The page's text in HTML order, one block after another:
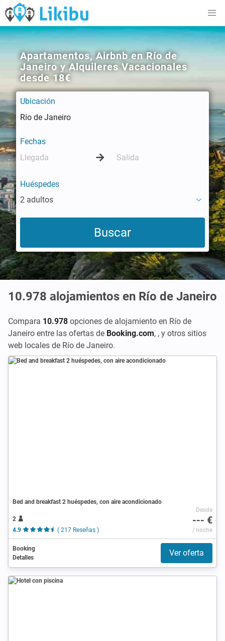
Apartamentos, Airbnb en Río de
Janeiro y Alquileres Vacacionales
desde 18€
Ubicación
Fechas
Huéspedes
2 adultos
10.978 alojamientos en Río de Janeiro
Compara 10.978 opciones de alojamiento en Río de
Janeiro entre las ofertas de Booking.com, , y otros sitios
web locales de Río de Janeiro.
Bed and breakfast 2 huéspedes, con aire acondicionado
2
4.9
( 217 Reseñas )
Desde
--- €
/ noche
Booking
Detalles
Ver oferta